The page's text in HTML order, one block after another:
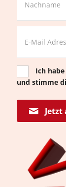
Ich
und stimme
Jetzt